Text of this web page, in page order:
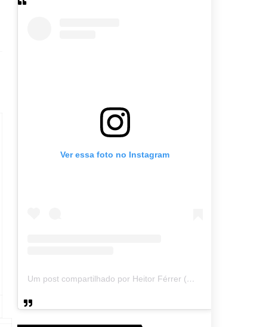
Ver essa foto no Instagram
Um post compartilhado por Heitor Férrer (@heitor_ferrer77)